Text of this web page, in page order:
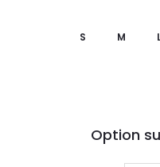
S M
Option